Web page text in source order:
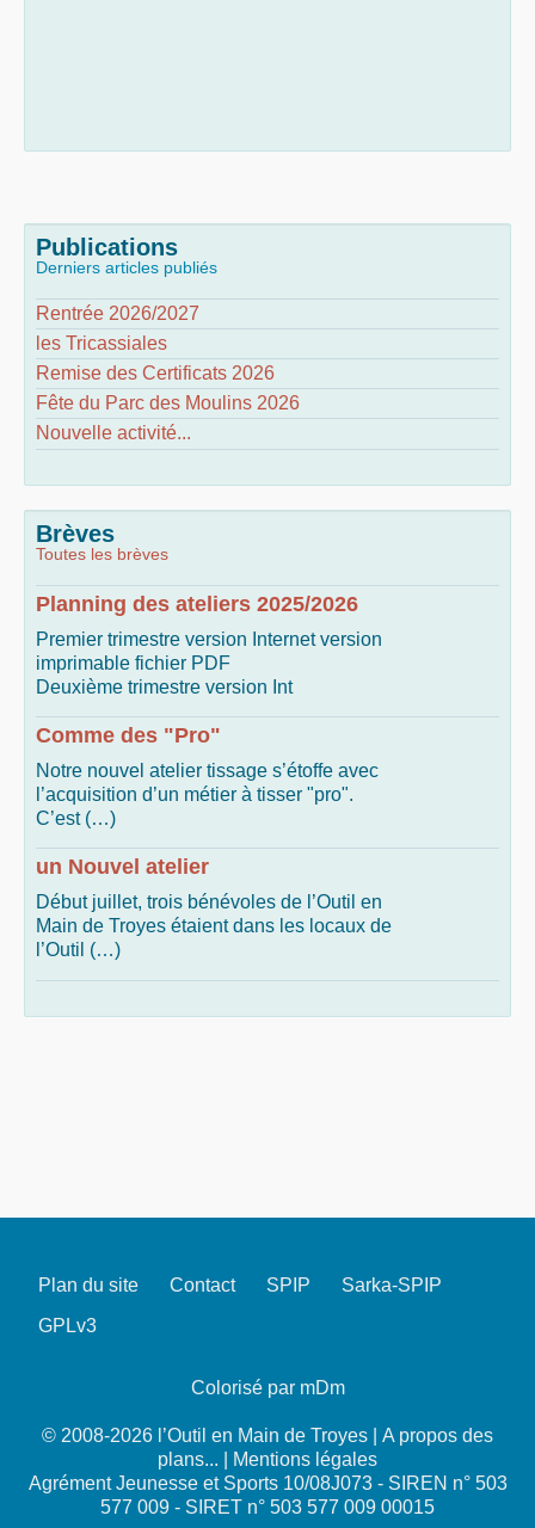
Publications
Derniers articles publiés
Rentrée 2026/2027
les Tricassiales
Remise des Certificats 2026
Fête du Parc des Moulins 2026
Nouvelle activité...
Brèves
Toutes les brèves
Planning des ateliers 2025/2026
Premier trimestre version Internet version
imprimable fichier PDF
Deuxième trimestre version Int
Comme des "Pro"
Notre nouvel atelier tissage s’étoffe avec
l’acquisition d’un métier à tisser "pro".
C’est (…)
un Nouvel atelier
Début juillet, trois bénévoles de l’Outil en
Main de Troyes étaient dans les locaux de
l’Outil (…)
Plan du site Contact SPIP
Sarka-SPIP
GPLv3
Colorisé par mDm
© 2008-2026 l’Outil en Main de Troyes | A propos des
plans...
Mentions légales
Agrément Jeunesse et Sports 10/08J073 - SIREN n° 503
577 009 - SIRET n° 503 577 009 00015